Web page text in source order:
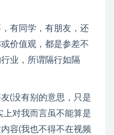
有同学，有朋友，还
价值观，都是参差不
业，所谓隔行如隔
(没有别的意思，只是
上对我而言虽不能算是
容(我也不得不在视频